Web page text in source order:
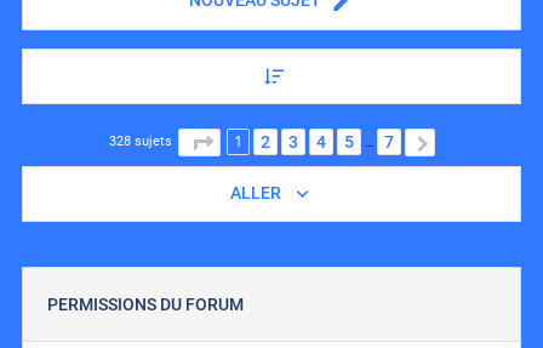
328 sujets PAGE 1 SUR 7
1 2 3 4 5 … 7
ALLER
PERMISSIONS DU FORUM